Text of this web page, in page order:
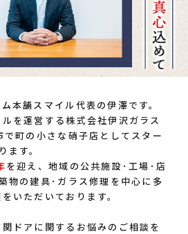
本舗スマイル代表の伊澤です。
を運営する株式会社伊沢ガラス
町の小さな硝子店としてスター
ます。
を迎え、地域の公共施設･工場･店
物の建具･ガラス修理を中心に多
いただいております。
ドアに関するお悩みのご相談を